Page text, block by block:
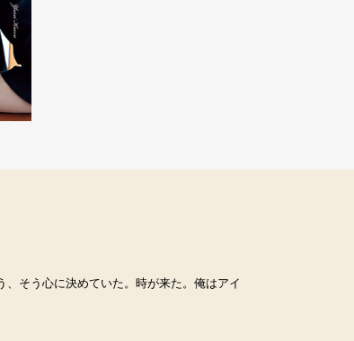
そう心に決めていた。時が来た。俺はアイ